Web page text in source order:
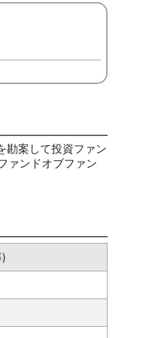
勘案して投資ファン
ァンドオブファン